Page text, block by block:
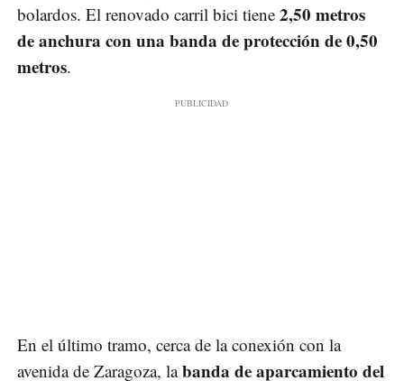
bolardos. El renovado carril bici tiene 2,50 metros
de anchura con una banda de protección de 0,50
metros.
En el último tramo, cerca de la conexión con la
avenida de Zaragoza, labanda de aparcamiento del